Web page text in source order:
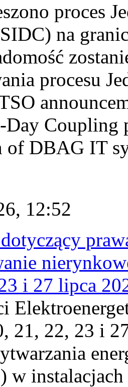
proces
na
procesu
Coupling
of DBAG IT
12:52
i 27 lipca
21, 22, 23 i
w